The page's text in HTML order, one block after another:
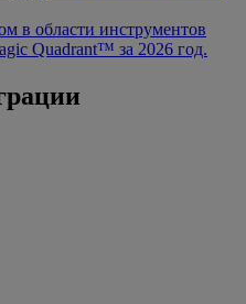
в области инструментов
Quadrant™ за 2026 год.